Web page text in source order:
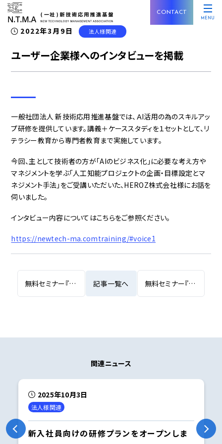
CONTACT
MENU
2022年3月9日 法人様関連
ユーザー企業様へのインタビューを掲載
一般社団法人 新技術応用推進基盤では、ＡI活用の為のスキルアッ
プ研修を提供しています。講義＋ケーススタディを１セットとして、リ
テラシー教育から専門者教育まで実施しています。
今回、主として技術者の方が「AIのビジネス化」に必要な考え方や
マネジメントを学ぶ「人工知能プロジェクトの企画・目標設定とマ
ネジメント手法」をご受講いただいた、HEROZ株式会社様にお話を
伺いました。
インタビュー内容についてはこちらをご参照ください。
https://newtech-ma.comtraining/#voice1
無料セミナー『カーボンニュートラル視点のサプライチェーン・マネジメント』の登壇 記事一覧へ 無料セミナー『AI人材教育のヒント～「”Pythonプログラマ”から”AI エンジニア”への脱皮」と「”AI を勉強した人”から”AI 企画者”への脱皮」～』の登壇
関連ニュース
2025年10月3日
法人様関連
新入社員向けの研修プランをオープンしま